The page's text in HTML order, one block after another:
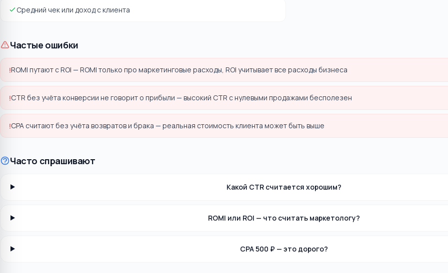
Средний чек или доход с клиента
Частые ошибки
!ROMI путают с ROI — ROMI только про маркетинговые расходы, ROI учитывает все расходы бизнеса
!CTR без учёта конверсии не говорит о прибыли — высокий CTR с нулевыми продажами бесполезен
!CPA считают без учёта возвратов и брака — реальная стоимость клиента может быть выше
Часто спрашивают
Какой CTR считается хорошим?
ROMI или ROI — что считать маркетологу?
CPA 500 ₽ — это дорого?